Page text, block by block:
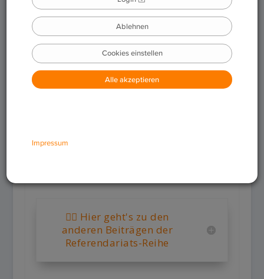
👉🏼 Hier geht's zu den
anderen Beiträgen der
Referendariats-Reihe